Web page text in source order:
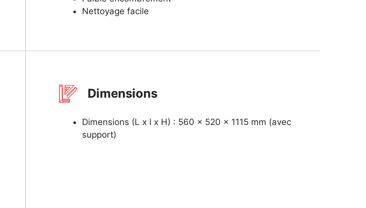
Nettoyage facile
Dimensions
Dimensions (L x l x H) : 560 x 520 x 1115 mm (avec
support)